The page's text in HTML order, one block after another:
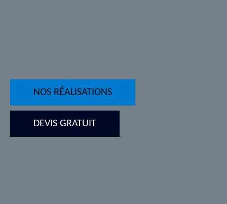
NOS RÉALISATIONS
DEVIS GRATUIT